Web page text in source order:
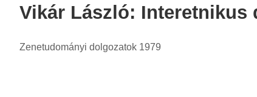
Vikár László: Interetnikus
Zenetudományi dolgozatok 1979